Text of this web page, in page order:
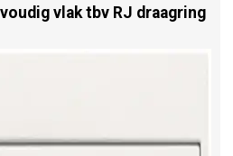
vlak tbv RJ draagring